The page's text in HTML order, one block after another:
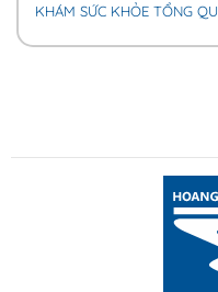
KHÁM SỨC KHỎE TỔNG